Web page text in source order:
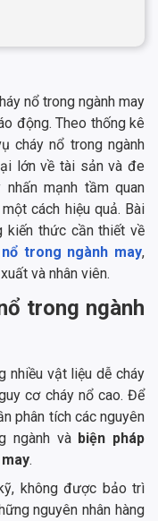
nổ trong ngành may
động. Theo thống kê
cháy nổ trong ngành
lớn về tài sản và đe
mạnh tầm quan
cách hiệu quả. Bài
kiến thức cần thiết về
trong ngành may,
và nhân viên.
trong ngành
nhiều vật liệu dễ cháy
cơ cháy nổ cao. Để
phân tích các nguyên
ngành vàbiện pháp
.
không được bảo trì
nguyên nhân hàng